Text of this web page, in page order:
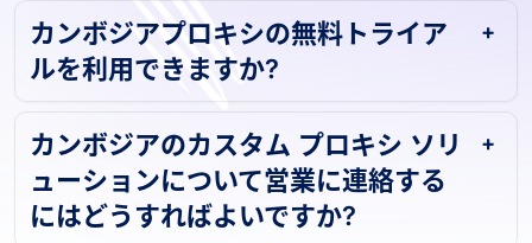
カンボジアプロキシの無料トライア
ルを利用できますか?
カンボジアのカスタム プロキシ ソリ
ューションについて営業に連絡する
にはどうすればよいですか?